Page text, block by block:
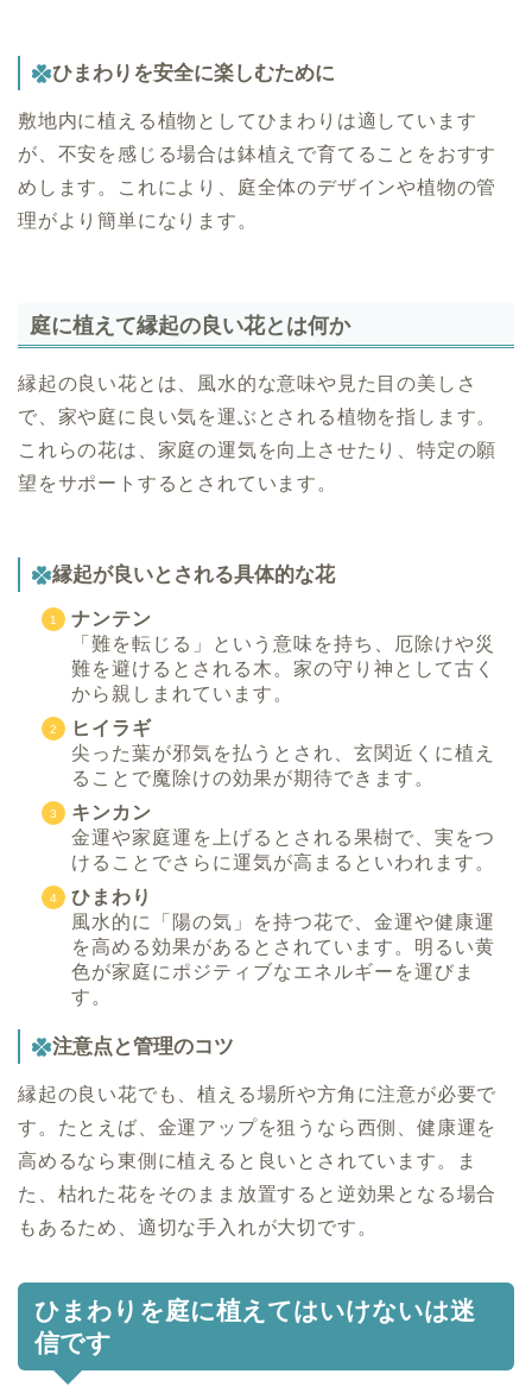
ひまわりを安全に楽しむために
敷地内に植える植物としてひまわりは適しています
が、不安を感じる場合は鉢植えで育てることをおすす
めします。これにより、庭全体のデザインや植物の管
理がより簡単になります。
庭に植えて縁起の良い花とは何か
縁起の良い花とは、風水的な意味や見た目の美しさ
で、家や庭に良い気を運ぶとされる植物を指します。
これらの花は、家庭の運気を向上させたり、特定の願
望をサポートするとされています。
縁起が良いとされる具体的な花
ナンテン
「難を転じる」という意味を持ち、厄除けや災
難を避けるとされる木。家の守り神として古く
から親しまれています。
ヒイラギ
尖った葉が邪気を払うとされ、玄関近くに植え
ることで魔除けの効果が期待できます。
キンカン
金運や家庭運を上げるとされる果樹で、実をつ
けることでさらに運気が高まるといわれます。
ひまわり
風水的に「陽の気」を持つ花で、金運や健康運
を高める効果があるとされています。明るい黄
色が家庭にポジティブなエネルギーを運びま
す。
注意点と管理のコツ
縁起の良い花でも、植える場所や方角に注意が必要で
す。たとえば、金運アップを狙うなら西側、健康運を
高めるなら東側に植えると良いとされています。ま
た、枯れた花をそのまま放置すると逆効果となる場合
もあるため、適切な手入れが大切です。
ひまわりを庭に植えてはいけないは迷
信です